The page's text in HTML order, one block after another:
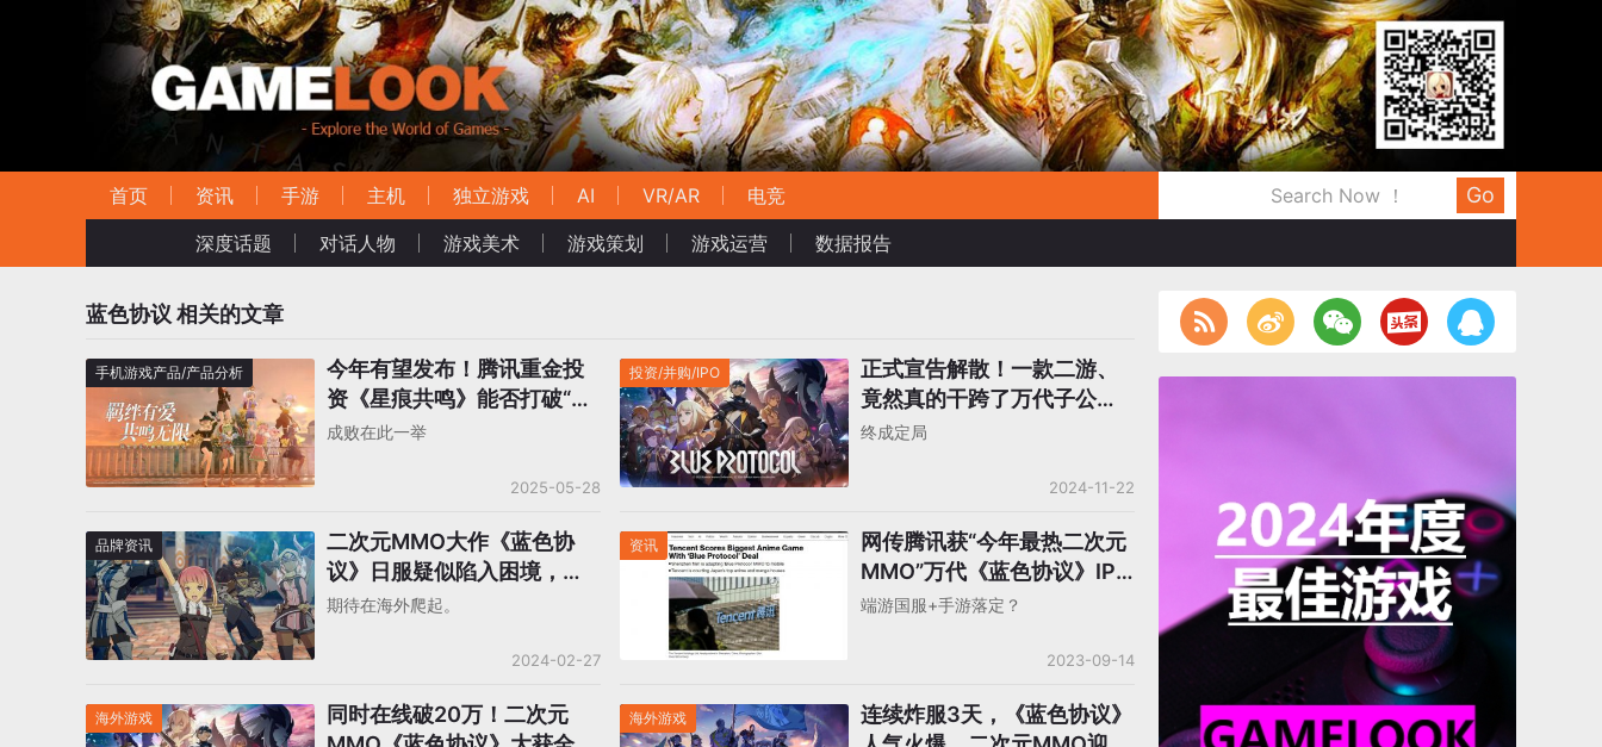
Go
首页 资讯 手游 主机 独立游戏 AI VR/AR
电竞
深度话题
对话人物 游戏美术 游戏策划 游戏运营 数据报告
蓝色协议 相关的文章
手机游戏产品/产品分析
今年有望发布！腾讯重金投
资《星痕共鸣》能否打破“二
次元MMO魔咒”？
成败在此一举
2025-05-28
投资/并购/IPO
正式宣告解散！一款二游、
竟然真的干跨了万代子公
司…
终成定局
2024-11-22
品牌资讯
二次元MMO大作《蓝色协
议》日服疑似陷入困境，万
代押宝海外市场
期待在海外爬起。
2024-02-27
资讯
网传腾讯获“今年最热二次元
MMO”万代《蓝色协议》IP
手游开发和全球发行权
端游国服+手游落定？
2023-09-14
海外游戏
同时在线破20万！二次元
海外游戏
连续炸服3天，《蓝色协议》